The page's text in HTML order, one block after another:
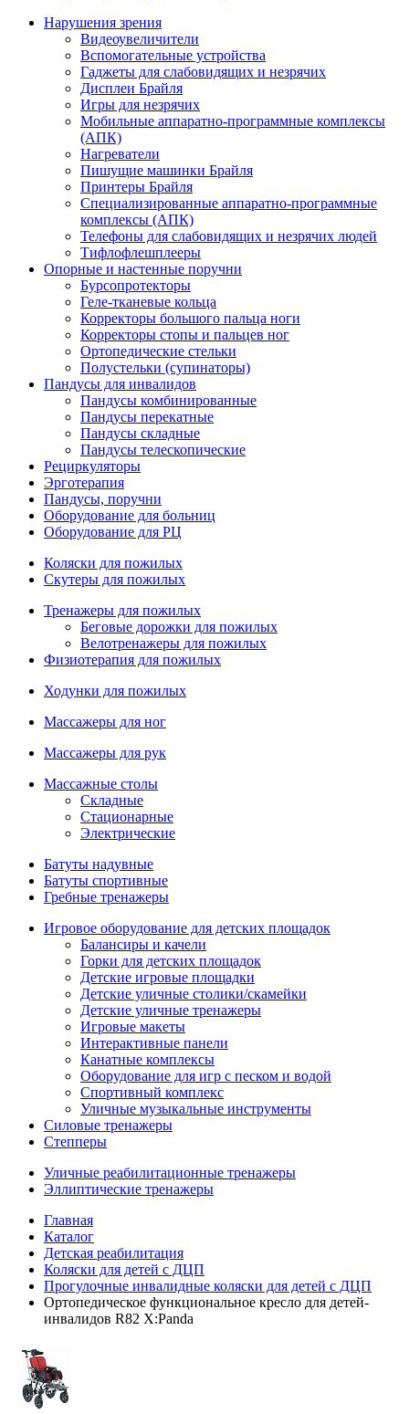
Нарушения зрения
Видеоувеличители
Вспомогательные устройства
Гаджеты для слабовидящих и незрячих
Дисплеи Брайля
Игры для незрячих
Мобильные аппаратно-программные комплексы
(АПК)
Нагреватели
Пишущие машинки Брайля
Принтеры Брайля
Специализированные аппаратно-программные
комплексы (АПК)
Телефоны для слабовидящих и незрячих людей
Тифлофлешплееры
Опорные и настенные поручни
Бурсопротекторы
Геле-тканевые кольца
Корректоры большого пальца ноги
Корректоры стопы и пальцев ног
Ортопедические стельки
Полустельки (супинаторы)
Пандусы для инвалидов
Пандусы комбинированные
Пандусы перекатные
Пандусы складные
Пандусы телескопические
Рециркуляторы
Эрготерапия
Пандусы, поручни
Оборудование для больниц
Оборудование для РЦ
Коляски для пожилых
Скутеры для пожилых
Тренажеры для пожилых
Беговые дорожки для пожилых
Велотренажеры для пожилых
Физиотерапия для пожилых
Ходунки для пожилых
Массажеры для ног
Массажеры для рук
Массажные столы
Складные
Стационарные
Электрические
Батуты надувные
Батуты спортивные
Гребные тренажеры
Игровое оборудование для детских площадок
Балансиры и качели
Горки для детских площадок
Детские игровые площадки
Детские уличные столики/скамейки
Детские уличные тренажеры
Игровые макеты
Интерактивные панели
Канатные комплексы
Оборудование для игр с песком и водой
Спортивный комплекс
Уличные музыкальные инструменты
Силовые тренажеры
Степперы
Уличные реабилитационные тренажеры
Эллиптические тренажеры
Главная
Каталог
Детская реабилитация
Коляски для детей с ДЦП
Прогулочные инвалидные коляски для детей с ДЦП
Ортопедическое функциональное кресло для детей-
инвалидов R82 X:Panda